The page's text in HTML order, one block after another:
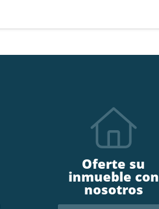
Oferte su
inmueble con
nosotros